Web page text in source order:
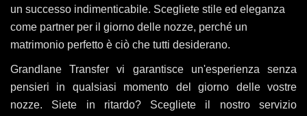
un successo indimenticabile. Scegliete stile ed eleganza
come partner per il giorno delle nozze, perché un
matrimonio perfetto è ciò che tutti desiderano.
Grandlane Transfer vi garantisce un'esperienza senza
pensieri in qualsiasi momento del giorno delle vostre
nozze. Siete in ritardo? Scegliete il nostro servizio